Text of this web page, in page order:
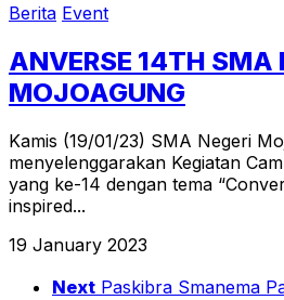
Berita Event
ANVERSE 14TH SMA
MOJOAGUNG
Kamis (19/01/23) SMA Negeri
menyelenggarakan Kegiatan
yang ke-14 dengan tema
inspired...
19 January 2023
Next Paskibra Smanema